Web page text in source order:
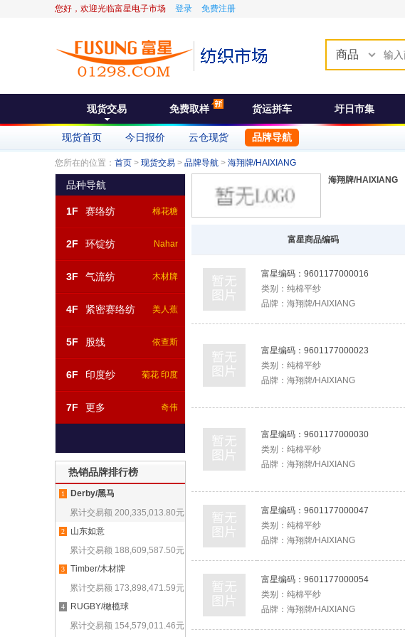
您好，欢迎光临富星电子市场 登录 免费注册
商品
现货交易 免费取样 货运拼车 圩日市集
现货首页 今日报价 云仓现货 品牌导航
您所在的位置： 首页 > 现货交易 > 品牌导航 > 海翔牌/HAIXIANG
品种导航
1F 赛络纺 棉花糖
2F 环锭纺 Nahar
3F 气流纺 木材牌
4F 紧密赛络纺 美人蕉
5F 股线 依查斯
6F 印度纱 菊花 印度
7F 更多 奇伟
热销品牌排行榜
1
Derby/黑马
累计交易额 200,335,013.80元
2
山东如意
累计交易额 188,609,587.50元
3
Timber/木材牌
累计交易额 173,898,471.59元
4
RUGBY/橄榄球
累计交易额 154,579,011.46元
海翔牌/HAIXIANG
富星商品编码
富星编码： 9601177000016
类别： 纯棉平纱
品牌： 海翔牌/HAIXIANG
富星编码： 9601177000023
类别： 纯棉平纱
品牌： 海翔牌/HAIXIANG
富星编码： 9601177000030
类别： 纯棉平纱
品牌： 海翔牌/HAIXIANG
富星编码： 9601177000047
类别： 纯棉平纱
品牌： 海翔牌/HAIXIANG
富星编码： 9601177000054
类别： 纯棉平纱
品牌： 海翔牌/HAIXIANG